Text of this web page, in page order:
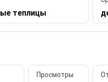
теплицы
Просмотры